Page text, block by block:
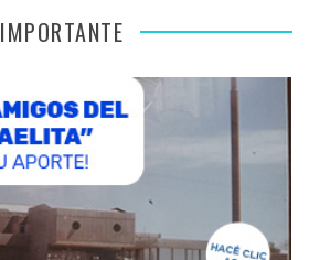
IMPORTANTE